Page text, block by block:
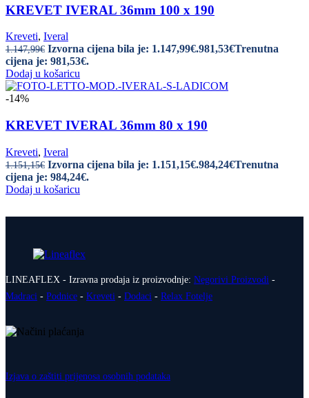
KREVET IVERAL 36mm 100 x 190
Kreveti, Iveral
1.147,99€ Izvorna cijena bila je: 1.147,99€.981,53€Trenutna
cijena je: 981,53€.
Dodaj u košaricu
-14%
KREVET IVERAL 36mm 80 x 190
Kreveti, Iveral
1.151,15€ Izvorna cijena bila je: 1.151,15€.984,24€Trenutna
cijena je: 984,24€.
Dodaj u košaricu
LINEAFLEX - Izravna prodaja iz proizvodnje: Negorivi Proizvodi -
Madraci - Podnice - Kreveti - Dodaci - Relax Fotelje
Izjava o zaštiti prijenosa osobnih podataka